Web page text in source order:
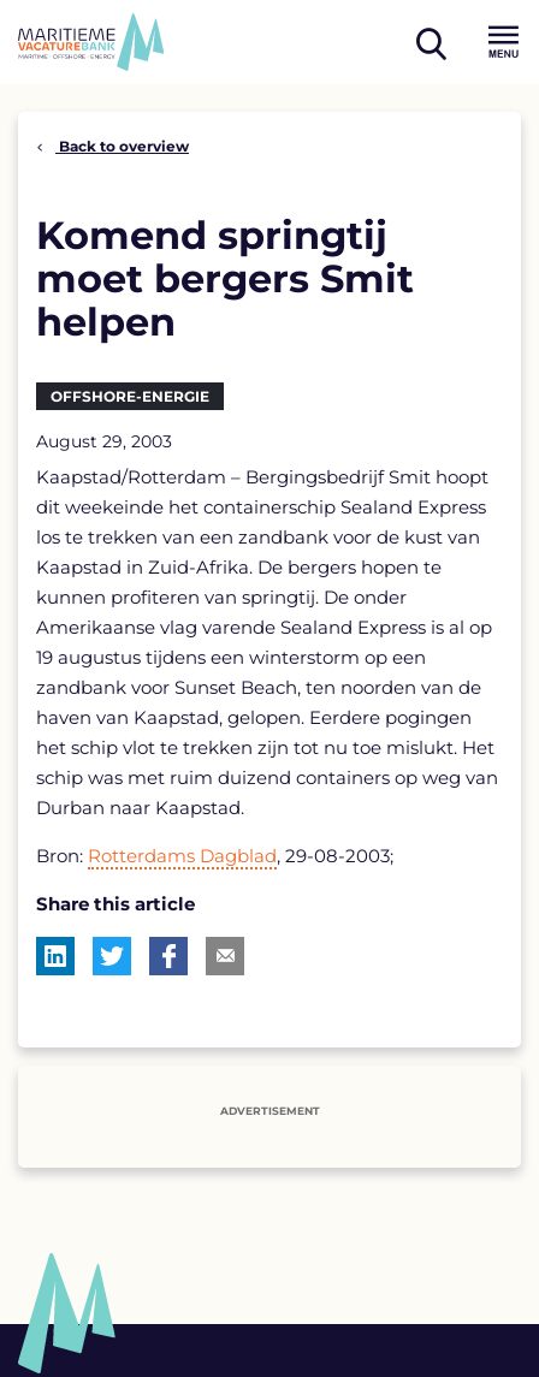
open
Back to overview
Komend springtij
moet bergers Smit
helpen
OFFSHORE-ENERGIE
August 29, 2003
Kaapstad/Rotterdam – Bergingsbedrijf Smit hoopt
dit weekeinde het containerschip Sealand Express
los te trekken van een zandbank voor de kust van
Kaapstad in Zuid-Afrika. De bergers hopen te
kunnen profiteren van springtij. De onder
Amerikaanse vlag varende Sealand Express is al op
19 augustus tijdens een winterstorm op een
zandbank voor Sunset Beach, ten noorden van de
haven van Kaapstad, gelopen. Eerdere pogingen
het schip vlot te trekken zijn tot nu toe mislukt. Het
schip was met ruim duizend containers op weg van
Durban naar Kaapstad.
Bron: Rotterdams Dagblad, 29-08-2003;
Share this article
ADVERTISEMENT